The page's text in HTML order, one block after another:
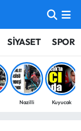
SİYASET SPOR
Nazilli Kuyucak